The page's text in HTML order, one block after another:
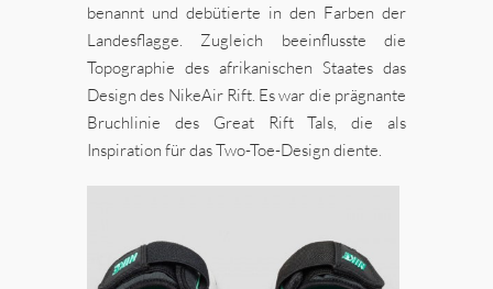
benannt und debütierte in den Farben der
Landesflagge. Zugleich beeinflusste die
Topographie des afrikanischen Staates das
Design des NikeAir Rift. Es war die prägnante
Bruchlinie des Great Rift Tals, die als
Inspiration für das Two-Toe-Design diente.